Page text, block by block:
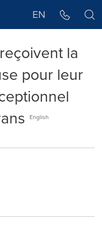
EN
la
pour leur
English